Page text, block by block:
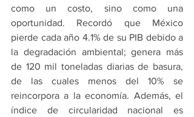
como un costo, sino como una
oportunidad. Recordó que México
pierde cada año 4.1% de su PIB debido a
la degradación ambiental; genera más
de 120 mil toneladas diarias de basura,
de las cuales menos del 10% se
reincorpora a la economía. Además, el
índice de circularidad nacional es